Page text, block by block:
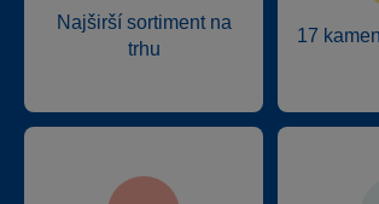
Najširší sortiment na
trhu
17